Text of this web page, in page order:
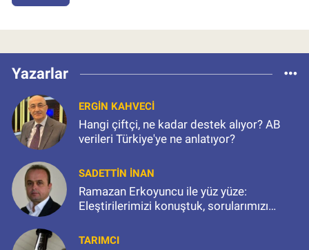
Yazarlar
ERGIN KAHVECI
Hangi çiftçi, ne kadar destek alıyor? AB
verileri Türkiye'ye ne anlatıyor?
SADETTIN İNAN
Ramazan Erkoyuncu ile yüz yüze:
Eleştirilerimizi konuştuk, sorularımızı
TARIMCI